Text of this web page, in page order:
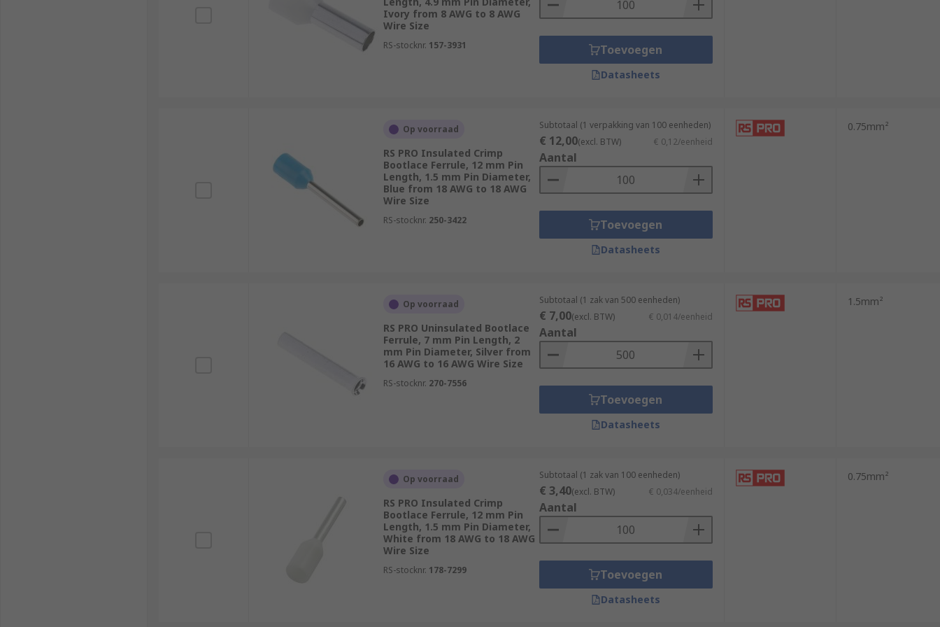
Ivory from 8 AWG to 8 AWG
Wire Size
RS-stocknr. 157-3931 Toevoegen
Datasheets
Op voorraad
RS PRO Insulated Crimp
Bootlace Ferrule, 12 mm Pin
Length, 1.5 mm Pin Diameter,
Blue from 18 AWG to 18 AWG
Wire Size
RS-stocknr. 250-3422
Subtotaal (1 verpakking van 100 eenheden)
€ 12,00(excl. BTW) € 0,12/eenheid
Aantal
Toevoegen
Datasheets
0.75mm²
Op voorraad
RS PRO Uninsulated Bootlace
Ferrule, 7 mm Pin Length, 2
mm Pin Diameter, Silver from
16 AWG to 16 AWG Wire Size
RS-stocknr. 270-7556
Subtotaal (1 zak van 500 eenheden)
€ 7,00(excl. BTW) € 0,014/eenheid
Aantal
Toevoegen
Datasheets
1.5mm²
Op voorraad
RS PRO Insulated Crimp
Bootlace Ferrule, 12 mm Pin
Length, 1.5 mm Pin Diameter,
White from 18 AWG to 18 AWG
Wire Size
RS-stocknr. 178-7299
Subtotaal (1 zak van 100 eenheden)
€ 3,40(excl. BTW) € 0,034/eenheid
Aantal
Toevoegen
Datasheets
0.75mm²